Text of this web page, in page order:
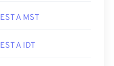
EST A MST
EST A IDT